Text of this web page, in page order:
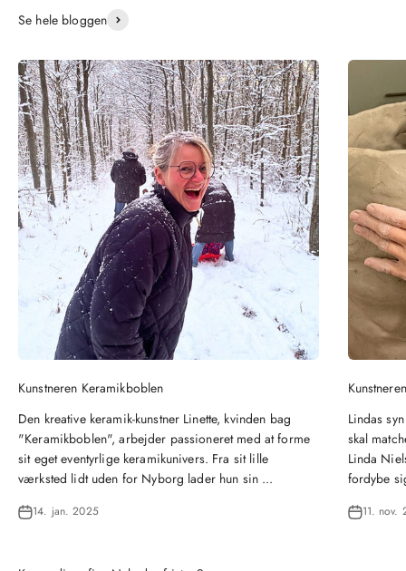
Se hele bloggen
Kunstneren Keramikboblen
Den kreative keramik-kunstner Linette, kvinden bag
"Keramikboblen", arbejder passioneret med at forme
sit eget eventyrlige keramikunivers. Fra sit lille
værksted lidt uden for Nyborg lader hun sin ...
14. jan. 2025
Lindas
skal
Linda
fordybe
11. nov.